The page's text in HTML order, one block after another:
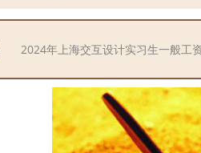
2024年上海交互设计实习生一般工